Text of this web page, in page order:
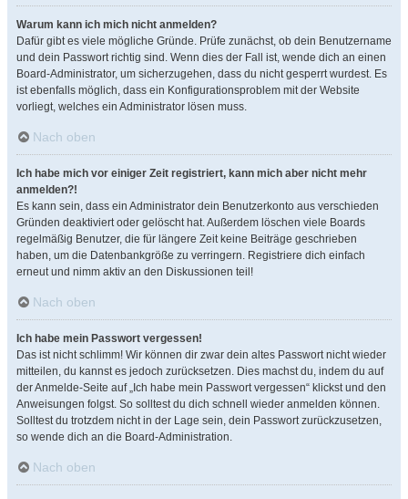
Warum kann ich mich nicht anmelden?
Dafür gibt es viele mögliche Gründe. Prüfe zunächst, ob dein Benutzername
und dein Passwort richtig sind. Wenn dies der Fall ist, wende dich an einen
Board-Administrator, um sicherzugehen, dass du nicht gesperrt wurdest. Es
ist ebenfalls möglich, dass ein Konfigurationsproblem mit der Website
vorliegt, welches ein Administrator lösen muss.
Nach oben
Ich habe mich vor einiger Zeit registriert, kann mich aber nicht mehr
anmelden?!
Es kann sein, dass ein Administrator dein Benutzerkonto aus verschieden
Gründen deaktiviert oder gelöscht hat. Außerdem löschen viele Boards
regelmäßig Benutzer, die für längere Zeit keine Beiträge geschrieben
haben, um die Datenbankgröße zu verringern. Registriere dich einfach
erneut und nimm aktiv an den Diskussionen teil!
Nach oben
Ich habe mein Passwort vergessen!
Das ist nicht schlimm! Wir können dir zwar dein altes Passwort nicht wieder
mitteilen, du kannst es jedoch zurücksetzen. Dies machst du, indem du auf
der Anmelde-Seite auf „Ich habe mein Passwort vergessen“ klickst und den
Anweisungen folgst. So solltest du dich schnell wieder anmelden können.
Solltest du trotzdem nicht in der Lage sein, dein Passwort zurückzusetzen,
so wende dich an die Board-Administration.
Nach oben